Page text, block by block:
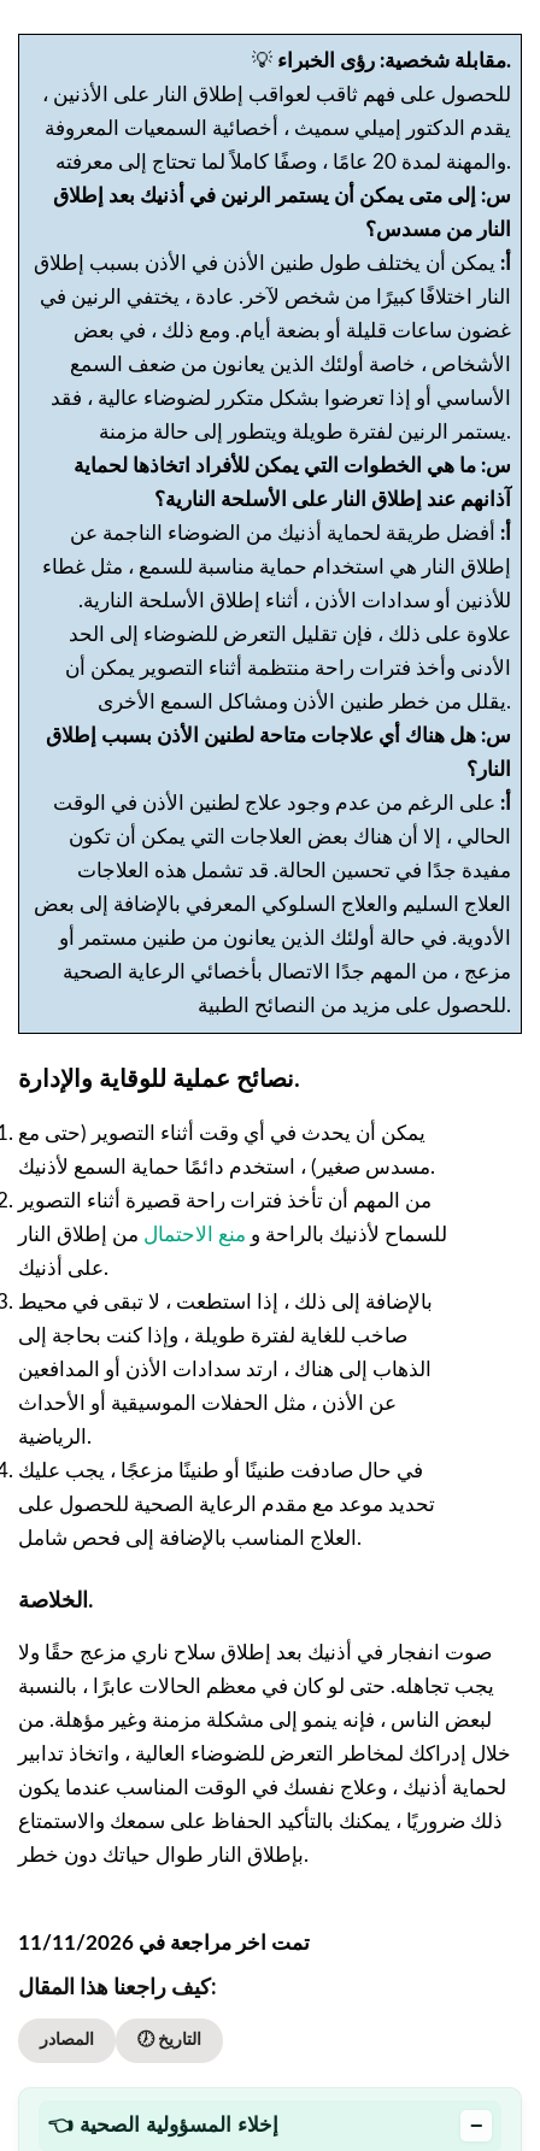
💡
مقابلة شخصية: رؤى الخبراء.
للحصول على فهم ثاقب لعواقب إطلاق النار على الأذنين ،
يقدم الدكتور إميلي سميث ، أخصائية السمعيات المعروفة
والمهنة لمدة 20 عامًا ، وصفًا كاملاً لما تحتاج إلى معرفته.
س: إلى متى يمكن أن يستمر الرنين في أذنيك بعد إطلاق
النار من مسدس؟
أ: يمكن أن يختلف طول طنين الأذن في الأذن بسبب إطلاق
النار اختلافًا كبيرًا من شخص لآخر. عادة ، يختفي الرنين في
غضون ساعات قليلة أو بضعة أيام. ومع ذلك ، في بعض
الأشخاص ، خاصة أولئك الذين يعانون من ضعف السمع
الأساسي أو إذا تعرضوا بشكل متكرر لضوضاء عالية ، فقد
يستمر الرنين لفترة طويلة ويتطور إلى حالة مزمنة.
س: ما هي الخطوات التي يمكن للأفراد اتخاذها لحماية
آذانهم عند إطلاق النار على الأسلحة النارية؟
أ:
أفضل طريقة لحماية أذنيك من الضوضاء الناجمة عن
إطلاق النار هي استخدام حماية مناسبة للسمع ، مثل غطاء
للأذنين أو سدادات الأذن ، أثناء إطلاق الأسلحة النارية.
علاوة على ذلك ، فإن تقليل التعرض للضوضاء إلى الحد
الأدنى وأخذ فترات راحة منتظمة أثناء التصوير يمكن أن
يقلل من خطر طنين الأذن ومشاكل السمع الأخرى.
س: هل هناك أي علاجات متاحة لطنين الأذن بسبب إطلاق
النار؟
أ: على الرغم من عدم وجود علاج لطنين الأذن في الوقت
الحالي ، إلا أن هناك بعض العلاجات التي يمكن أن تكون
مفيدة جدًا في تحسين الحالة. قد تشمل هذه العلاجات
العلاج السليم والعلاج السلوكي المعرفي بالإضافة إلى بعض
الأدوية. في حالة أولئك الذين يعانون من طنين مستمر أو
مزعج ، من المهم جدًا الاتصال بأخصائي الرعاية الصحية
للحصول على مزيد من النصائح الطبية.
نصائح عملية للوقاية والإدارة.
يمكن أن يحدث في أي وقت أثناء التصوير (حتى مع
مسدس صغير) ، استخدم دائمًا حماية السمع لأذنيك.
من المهم أن تأخذ فترات راحة قصيرة أثناء التصوير
للسماح لأذنيك بالراحة و منع الاحتمال من إطلاق النار
على أذنيك.
بالإضافة إلى ذلك ، إذا استطعت ، لا تبقى في محيط
صاخب للغاية لفترة طويلة ، وإذا كنت بحاجة إلى
الذهاب إلى هناك ، ارتد سدادات الأذن أو المدافعين
عن الأذن ، مثل الحفلات الموسيقية أو الأحداث
الرياضية.
في حال صادفت طنينًا أو طنينًا مزعجًا ، يجب عليك
تحديد موعد مع مقدم الرعاية الصحية للحصول على
العلاج المناسب بالإضافة إلى فحص شامل.
الخلاصة.
صوت انفجار في أذنيك بعد إطلاق سلاح ناري مزعج حقًا ولا
يجب تجاهله. حتى لو كان في معظم الحالات عابرًا ، بالنسبة
لبعض الناس ، فإنه ينمو إلى مشكلة مزمنة وغير مؤهلة. من
خلال إدراكك لمخاطر التعرض للضوضاء العالية ، واتخاذ تدابير
لحماية أذنيك ، وعلاج نفسك في الوقت المناسب عندما يكون
ذلك ضروريًا ، يمكنك بالتأكيد الحفاظ على سمعك والاستمتاع
بإطلاق النار طوال حياتك دون خطر.
تمت اخر مراجعة في 11/11/2026
كيف راجعنا هذا المقال:
المصادر 🕖 التاريخ
👈 إخلاء المسؤولية الصحية −